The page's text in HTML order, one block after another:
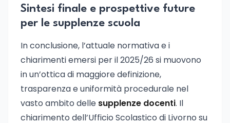
Sintesi finale e prospettive future
per le supplenze scuola
In conclusione, l’attuale normativa e i
chiarimenti emersi per il 2025/26 si muovono
in un’ottica di maggiore definizione,
trasparenza e uniformità procedurale nel
vasto ambito delle supplenze docenti. Il
chiarimento dell’Ufficio Scolastico di Livorno su